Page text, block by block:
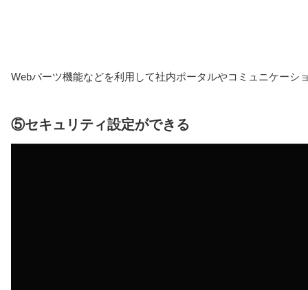
Webパーツ機能などを利用して社内ポータルやコミュニケー
⑤セキュリティ設定ができる